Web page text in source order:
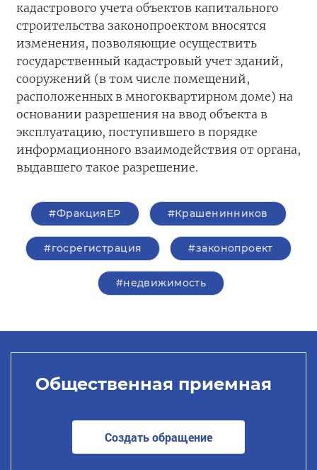
кадастрового учета объектов капитального
строительства законопроектом вносятся
изменения, позволяющие осуществить
государственный кадастровый учет зданий,
сооружений (в том числе помещений,
расположенных в многоквартирном доме) на
основании разрешения на ввод объекта в
эксплуатацию, поступившего в порядке
информационного взаимодействия от органа,
выдавшего такое разрешение.
#ФракцияЕР #Крашенинников
#госрегистрация #законопроект
#недвижимость
Общественная приемная
Создать обращение